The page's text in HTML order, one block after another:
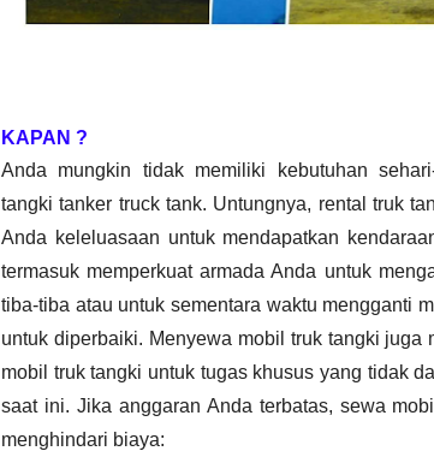
KAPAN ?
Anda mungkin tidak memiliki kebutuhan
tangkitanker truck tank. Untungnya, rental truk
Anda keleluasaan untuk mendapatkan
termasuk memperkuat armada Anda untuk
tiba-tiba atau untuk sementara waktu mengganti
untuk diperbaiki. Menyewa mobil truk tangki juga
mobil truk tangki untuk tugas khusus yang tidak
saat ini. Jika anggaran Anda terbatas, sewa
menghindari biaya: